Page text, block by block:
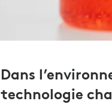
Dans
technologie